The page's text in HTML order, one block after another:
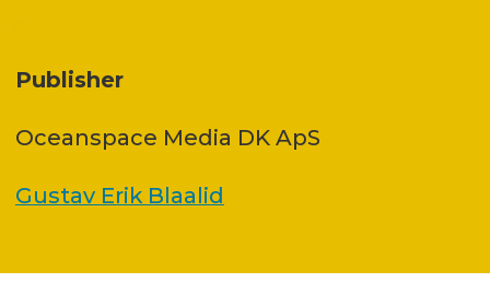
Publisher
Oceanspace Media DK ApS
Gustav Erik Blaalid